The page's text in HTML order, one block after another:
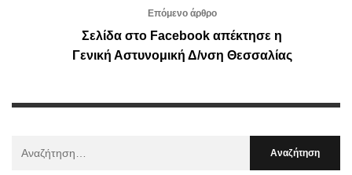
Επόμενο άρθρο
Σελίδα στο Facebook απέκτησε η
Γενική Αστυνομική Δ/νση Θεσσαλίας